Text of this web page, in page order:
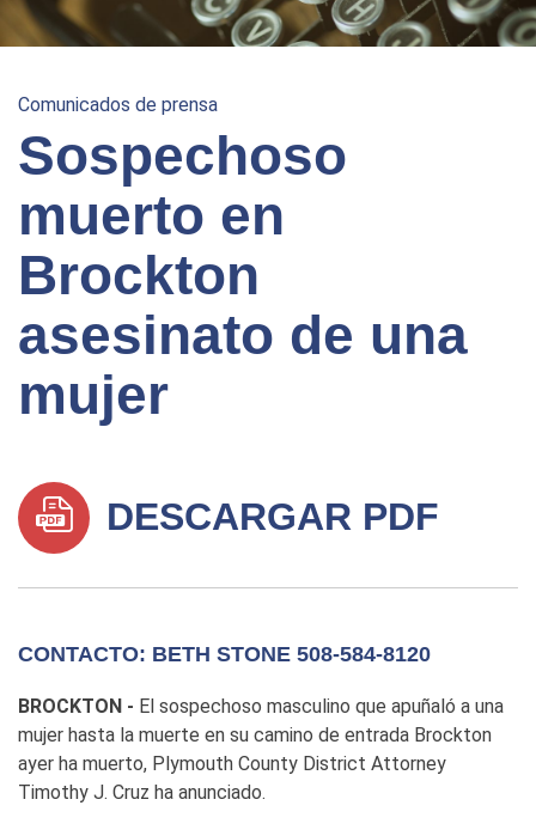
Comunicados de prensa
Sospechoso
muerto en
Brockton
asesinato de una
mujer
DESCARGAR PDF
CONTACTO: BETH STONE 508-584-8120
BROCKTON - El sospechoso masculino que apuñaló a una
mujer hasta la muerte en su camino de entrada Brockton
ayer ha muerto, Plymouth County District Attorney
Timothy J. Cruz ha anunciado.